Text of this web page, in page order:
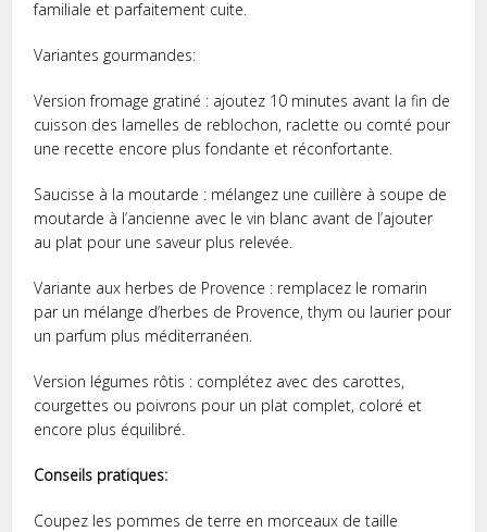
familiale et parfaitement cuite.
Variantes gourmandes:
Version fromage gratiné : ajoutez 10 minutes avant la fin de
cuisson des lamelles de reblochon, raclette ou comté pour
une recette encore plus fondante et réconfortante.
Saucisse à la moutarde : mélangez une cuillère à soupe de
moutarde à l’ancienne avec le vin blanc avant de l’ajouter
au plat pour une saveur plus relevée.
Variante aux herbes de Provence : remplacez le romarin
par un mélange d’herbes de Provence, thym ou laurier pour
un parfum plus méditerranéen.
Version légumes rôtis : complétez avec des carottes,
courgettes ou poivrons pour un plat complet, coloré et
encore plus équilibré.
Conseils pratiques:
Coupez les pommes de terre en morceaux de taille